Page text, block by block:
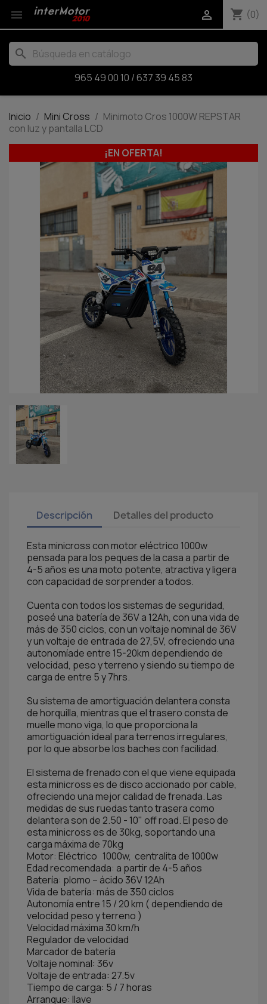
 shopping_cart (0)

search
965 49 00 10 /637 39 45 83
Inicio Mini Cross
Minimoto Cros 1000W REPSTAR
con luz y pantalla LCD
¡EN OFERTA!
Descripción Detalles del producto
Esta minicross con motor eléctrico 1000w
pensada para los peques de la casa a partir de
4-5 años es una moto potente, atractiva y ligera
con capacidad de sorprender a todos.
Cuenta con todos los sistemas de seguridad,
poseé una batería de 36V a 12Ah, con una vida de
más de 350 ciclos, con un voltaje nominal de 36V
y un voltaje de entrada de 27,5V, ofreciendo una
autonomíade entre 15-20km dependiendo de
velocidad, peso y terreno y siendo su tiempo de
carga de entre 5 y 7hrs.
Su sistema de amortiguación delantera consta
de horquilla, mientras que el trasero consta de
muelle mono viga, lo que proporciona la
amortiguación ideal para terrenos irregulares,
por lo que absorbe los baches con facilidad.
El sistema de frenado con el que viene equipada
esta minicross es de disco accionado por cable,
ofreciendo una mejor calidad de frenada. Las
medidas de sus ruedas tanto trasera como
delantera son de 2.50 - 10" off road. El peso de
esta minicross es de 30kg, soportando una
carga máxima de 70kg
Motor: Eléctrico 1000w, centralita de 1000w
Edad recomendada: a partir de 4-5 años
Batería: plomo – ácido 36V 12Ah
Vida de batería: más de 350 ciclos
Autonomía entre 15 / 20 km ( dependiendo de
velocidad peso y terreno )
Velocidad máxima 30 km/h
Regulador de velocidad
Marcador de batería
Voltaje nominal: 36v
Voltaje de entrada: 27.5v
Tiempo de carga: 5 / 7 horas
Arranque: llave